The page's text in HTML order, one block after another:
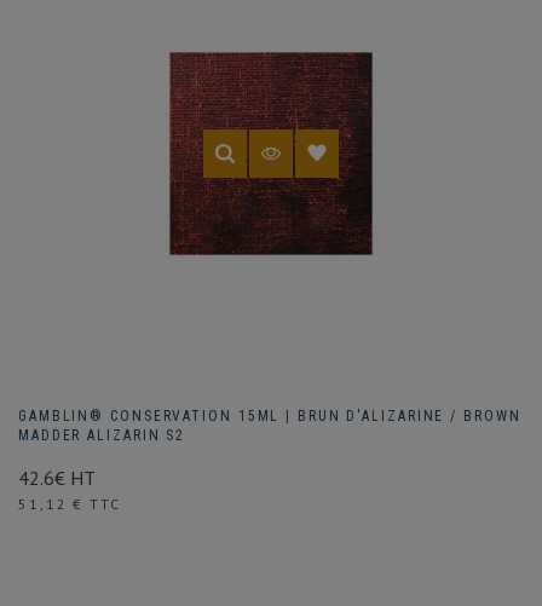
GAMBLIN® CONSERVATION 15ML | BRUN D'ALIZARINE / BROWN
MADDER ALIZARIN S2
42.6€ HT
Prix
51,12 € TTC